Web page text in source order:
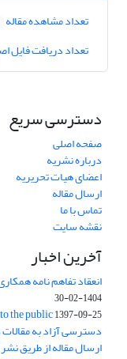
تعداد مشاهده مقاله
تعداد دریافت فایل
دسترسی سریع
صفحه اصلی
درباره نشریه
اعضای هیات تحریریه
ارسال مقاله
تماس با ما
نقشه سایت
آخرین اخبار
انعقاد تفاهم نامه
1404-02-30
the public1397-09-25
دسترسی آزاد به
ارسال مقاله از طریق